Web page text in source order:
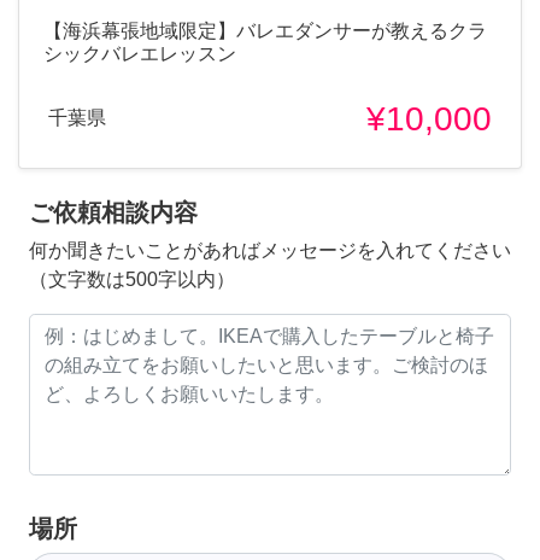
【海浜幕張地域限定】バレエダンサーが教えるクラ
シックバレエレッスン
千葉県 ¥10,000
ご依頼相談内容
何か聞きたいことがあればメッセージを入れてください
（文字数は500字以内）
場所